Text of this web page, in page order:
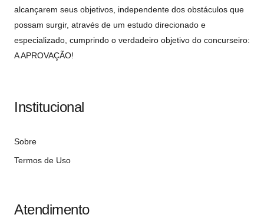
alcançarem seus objetivos, independente dos obstáculos que
possam surgir, através de um estudo direcionado e
especializado, cumprindo o verdadeiro objetivo do concurseiro:
A APROVAÇÃO!
Institucional
Sobre
Termos de Uso
Atendimento